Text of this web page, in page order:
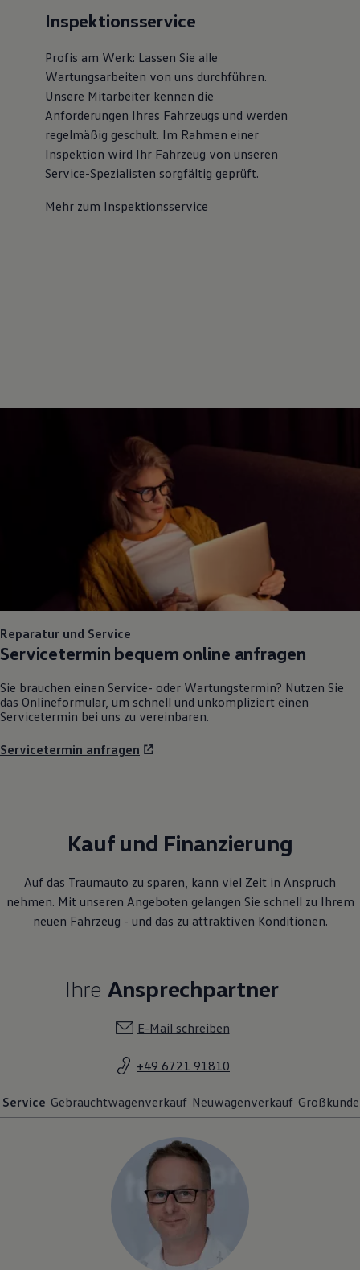
Inspektionsservice
Profis am Werk: Lassen Sie alle
Wartungsarbeiten von uns durchführen.
Unsere Mitarbeiter kennen die
Anforderungen Ihres Fahrzeugs und werden
regelmäßig geschult. Im Rahmen einer
Inspektion wird Ihr Fahrzeug von unseren
Service-Spezialisten sorgfältig geprüft.
Mehr zum Inspektionsservice
Reparatur und Service
Servicetermin bequem online anfragen
Sie brauchen einen Service- oder Wartungstermin? Nutzen Sie
das Onlineformular, um schnell und unkompliziert einen
Servicetermin bei uns zu vereinbaren.
Servicetermin anfragen
Kauf und Finanzierung
Auf das Traumauto zu sparen, kann viel Zeit in Anspruch
nehmen. Mit unseren Angeboten gelangen Sie schnell zu Ihrem
neuen Fahrzeug - und das zu attraktiven Konditionen.
Ihre Ansprechpartner
E-Mail schreiben
+49 6721 91810
Service Gebrauchtwagenverkauf Neuwagenverkauf